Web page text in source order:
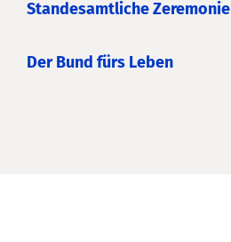
Standesamtliche Zeremonie
Der Bund fürs Leben